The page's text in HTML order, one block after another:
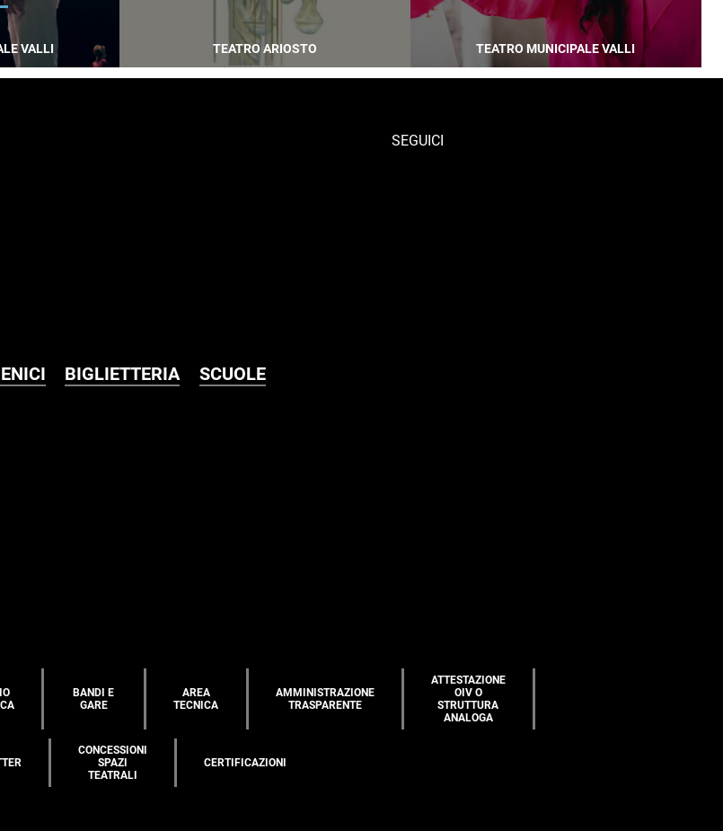
VALLI TEATRO ARIOSTO TEATRO MUNICIPALE VALLI
BIGLIETTERIA SCUOLE
SEGUICI
BANDI E
GARE
AREA
TECNICA
AMMINISTRAZIONE
TRASPARENTE
ATTESTAZIONE
OIV O
STRUTTURA
ANALOGA
CONCESSIONI
SPAZI
TEATRALI
CERTIFICAZIONI